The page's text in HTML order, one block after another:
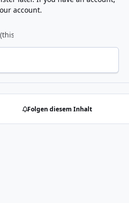
account.
Folgen diesem Inhalt